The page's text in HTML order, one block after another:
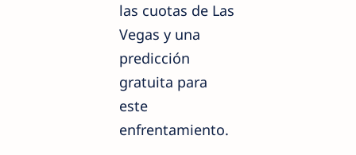
las cuotas de Las
Vegas y una
predicción
gratuita para
este
enfrentamiento.